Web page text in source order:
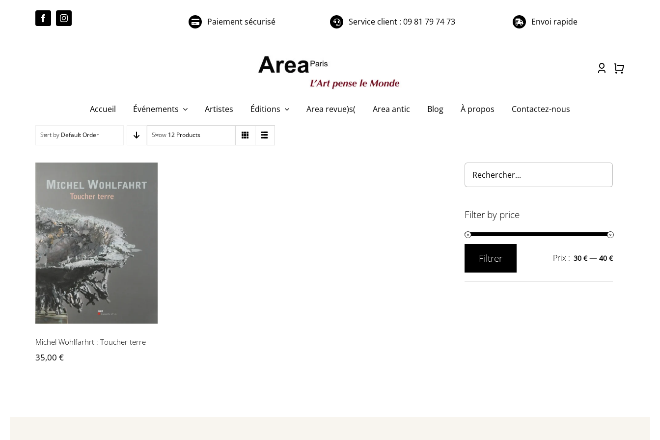
Paiement sécurisé Service client : 09 81 79 74 73 Envoi rapide
Accueil Événements Artistes Éditions Area revue)s( Area antic Blog À propos Contactez-nous
Sort by Default Order Show 12 Products
Michel Wohlfarhrt :
Toucher terre
Michel Wohlfarhrt : Toucher terre
35,00 €
Filter by price
Filtrer Prix : 30 €— 40 €